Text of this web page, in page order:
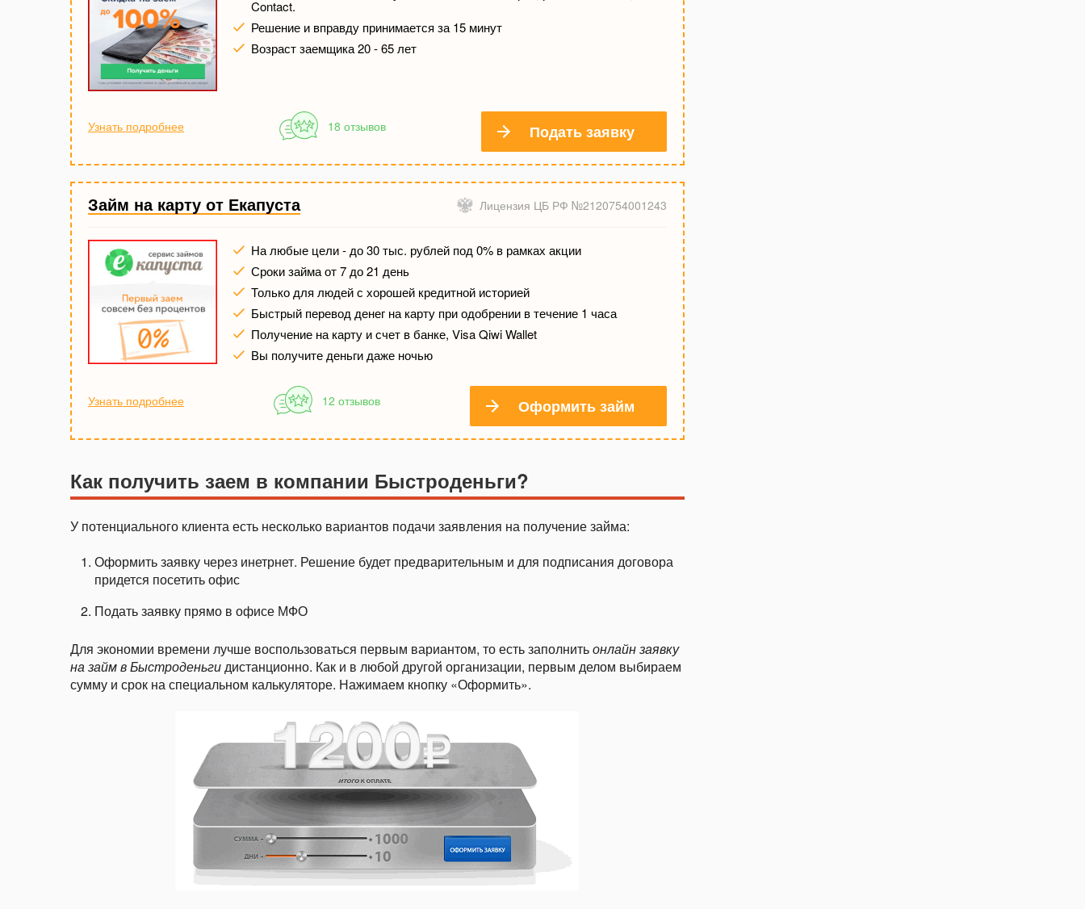
Contact.
Решение и вправду принимается за 15 минут
Возраст заемщика 20 - 65 лет
Узнать подробнее 18 отзывов Подать заявку
Займ на карту от Екапуста Лицензия ЦБ РФ №2120754001243
На любые цели - до 30 тыс. рублей под 0% в рамках акции
Сроки займа от 7 до 21 день
Только для людей с хорошей кредитной историей
Быстрый перевод денег на карту при одобрении в течение 1 часа
Получение на карту и счет в банке, Visa Qiwi Wallet
Вы получите деньги даже ночью
Узнать подробнее 12 отзывов Оформить займ
Как получить заем в компании Быстроденьги?
У потенциального клиента есть несколько вариантов подачи заявления на получение займа:
Оформить заявку через инетрнет. Решение будет предварительным и для подписания договора
придется посетить офис
Подать заявку прямо в офисе МФО
Для экономии времени лучше воспользоваться первым вариантом, то есть заполнитьонлайн заявку
на займ в Быстроденьгидистанционно. Как и в любой другой организации, первым делом выбираем
сумму и срок на специальном калькуляторе. Нажимаем кнопку «Оформить».